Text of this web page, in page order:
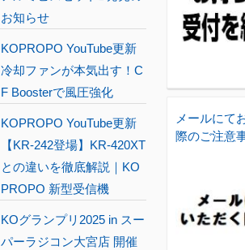
メールにて
際のご注意
お知らせ
KOPROPO YouTube更新
冷却ファンが本気出す！C
F Boosterで風圧強化
KOPROPO YouTube更新
【KR-242登場】KR-420XT
との違いを徹底解説｜KO
PROPO 新型受信機
KOグランプリ2025 in スー
パーラジコン大宮店 開催